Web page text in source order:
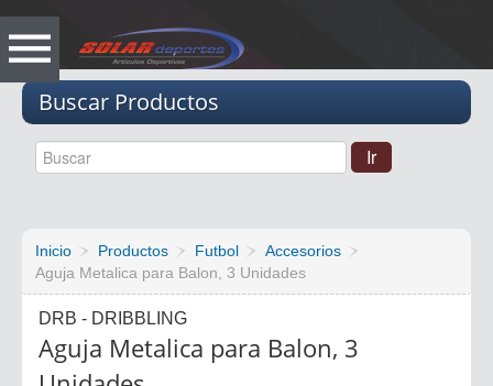
Buscar Productos
Inicio Productos Futbol
Accesorios
Aguja Metalica para Balon, 3 Unidades
DRB - DRIBBLING
Aguja Metalica para Balon, 3